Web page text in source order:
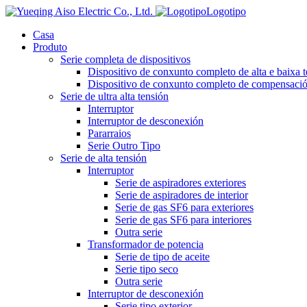
Logotipo
Casa
Produto
Serie completa de dispositivos
Dispositivo de conxunto completo de alta e baixa
Dispositivo de conxunto completo de
Serie de ultra alta tensión
Interruptor
Interruptor de desconexión
Pararraios
Serie Outro Tipo
Serie de alta tensión
Interruptor
Serie de aspiradores exteriores
Serie de aspiradores de interior
Serie de gas SF6 para exteriores
Serie de gas SF6 para interiores
Outra serie
Transformador de potencia
Serie de tipo de aceite
Serie tipo seco
Outra serie
Interruptor de desconexión